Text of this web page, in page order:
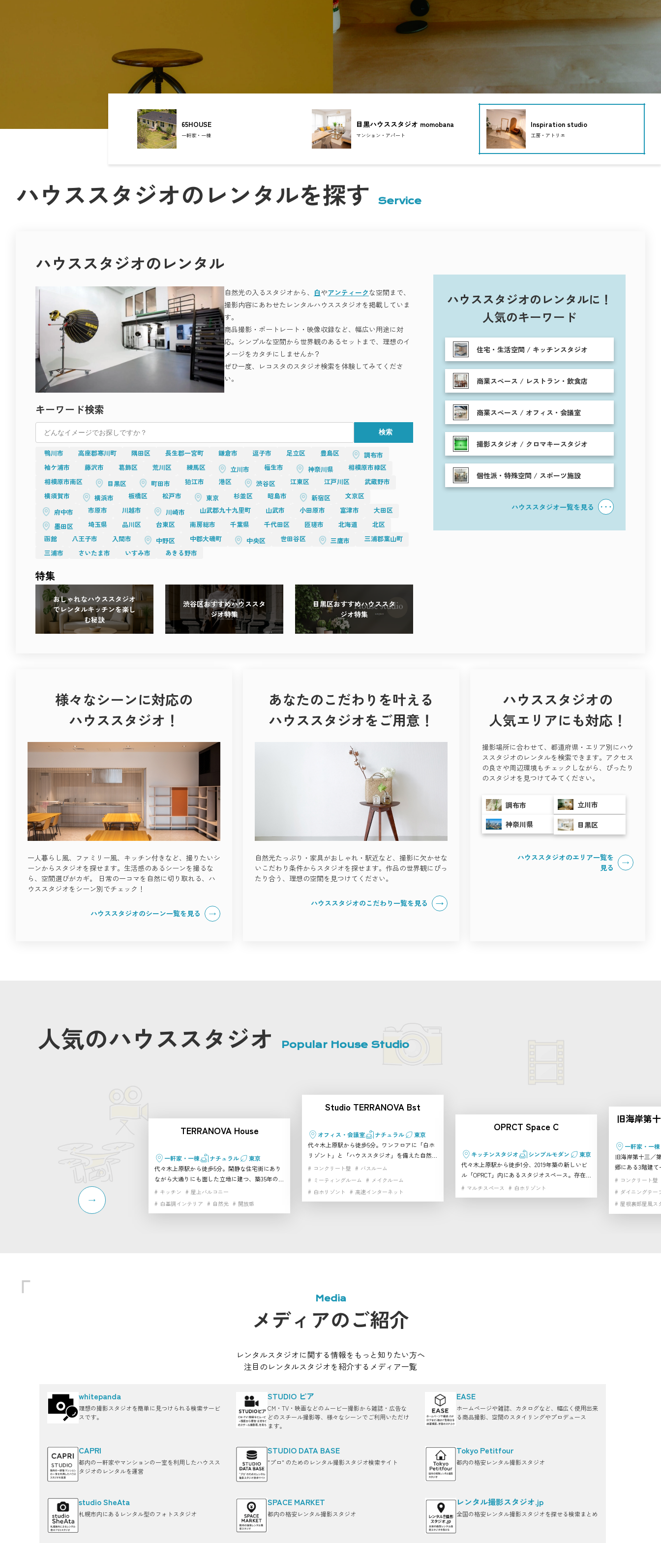
クリエイティブのための場所づくり。
現在、撮影に利用される空間は目的に応じて多様化し、
あらゆるジャンルのクリエイティブシーンを支えています。
商業撮影では、商品の魅力を最大限に引き出すために、
シンプルで明るいハウススタジオや、
ブランドの世界観に合わせたコンセプト空間が選ばれます。
作品のストーリー性に沿った空間演出が求められます。
住宅、廃墟、ホテル、倉庫、カフェ、自然の中など、
ロケーションが持つリアルな質感が映像表現を支えています。
インテリアのトーンや自然光の雰囲気が重要視され、
シーズンやテーマごとに異なる空間が選ばれます。
ビジュアル全体の印象を決定づけます。
小規模ながらも表現性の高い撮影が求められるようになっています。
このように、撮影空間は「作品づくりのパートナー」として、
クリエイターの発想や想いを形にする舞台となっています。
用途の垣根はますます曖昧になり、
一つの空間がさまざまなジャンルの創作を支えるようになるでしょう。
空間の持つ力をどう活かすか。
それがこれからの撮影における最も重要なテーマです。
撮影空間は、技術だけでなく、
感情や物語を伝える“もうひとりの演出者”として、
これからのクリエイティブを支えていくことでしょう。
すべての“撮る人”へ。
感性が響き合う空間を未来へ。
撮影の舞台となる空間は、
その人の想いと創造を支える大切な存在です。
光が差し込む部屋、静かなアトリエ、
街の片隅にあるカフェ、自然に囲まれたロケ地──
どんな場所にも、表現の可能性があります。
撮影空間は、感性と感性が交わる“出会いの場”。
その瞬間に生まれる一枚や一瞬が、
これからも、空間が持つ力を信じ、
創造の自由を広げていくことが、
新しい撮影文化の未来をつくる原動力となるでしょう。
Studio 4696（シロクロ）中目黒店
目黒の撮影スタジオに共通するのは、
Momobanaの暮らしの温もり、Studio 4696の緊張感、RAWRの素材感、TESSENの構築的美。
どれもが、撮影者の感性を刺激し、作品に深みを与えます。
都心の利便性を保ちながらも、どこか穏やかで創作的な時間が流れる街、目黒。
その空気の中で、光と影のあいだに新しい表現を見つけてください。
Recosta Studioが紹介する目黒のスタジオは、
あなたの「撮る理由」に寄り添う場所です。
光が語り、素材が響き、心が動く――
感性を刺激する撮影体験を、ぜひこの街で。
世田谷ガーデン倶楽部
世田谷には、光・緑・デザインを生かした多彩なハウススタジオが揃っています。
撮影テーマに合わせて最適な空間を選ぶことで、
あなたの作品に深みと魅力が生まれます。
Recosta Studioで理想のスタジオを見つけて、
次の撮影をもっと自由に、もっと美しく。
65HOUSE
一軒家・一棟
目黒ハウススタジオ momobana
マンション・アパート
Inspiration studio
工房・アトリエ
ハウススタジオのレンタルを探す Service
ハウススタジオのレンタル
自然光の入るスタジオから、 白やアンティークな空間まで、
撮影内容にあわせたレンタルハウススタジオを掲載していま
す。
商品撮影・ポートレート・映像収録など、幅広い用途に対
応。シンプルな空間から世界観のあるセットまで、理想のイ
メージをカタチにしませんか？
ぜひ一度、レコスタのスタジオ検索を体験してみてくださ
い。
キーワード検索
検索
鴨川市 高座郡寒川町 隅田区 長生郡一宮町 鎌倉市 逗子市 足立区 豊島区
調布市
袖ケ浦市
藤沢市 葛飾区 荒川区 練馬区 立川市 福生市 神奈川県
相模原市緑区
相模原市南区
目黒区 町田市 狛江市 港区 渋谷区 江東区 江戸川区
武蔵野市
横須賀市
横浜市 板橋区 松戸市 東京 杉並区 昭島市 新宿区
文京区
府中市
市原市 川越市 川崎市 山武郡九十九里町 山武市 小田原市 富津市
大田区
墨田区
埼玉県 品川区 台東区 南房総市 千葉県 千代田区 匝瑳市 北海道
北区
函館
八王子市 入間市 中野区 中郡大磯町 中央区 世田谷区 三鷹市
三浦郡葉山町
三浦市
さいたま市 いすみ市 あきる野市
特集
おしゃれなハウススタジオ
でレンタルキッチンを楽し
む秘訣
渋谷区おすすめハウススタ
ジオ特集
目黒区おすすめハウススタ
ジオ特集
ハウススタジオのレンタルに！
人気のキーワード
住宅・生活空間 / キッチンスタジオ
商業スペース / レストラン・飲食店
商業スペース / オフィス・会議室
撮影スタジオ / クロマキースタジオ
個性派・特殊空間 / スポーツ施設
ハウススタジオ一覧を見る
様々なシーンに対応の
ハウススタジオ！
一人暮らし風、ファミリー風、キッチン付きなど、撮りたいシ
ーンからスタジオを探せます。生活感のあるシーンを撮るな
ら、空間選びがカギ。 日常の一コマを自然に切り取れる、ハ
ウススタジオをシーン別でチェック！
ハウススタジオのシーン一覧を見る
あなたのこだわりを叶える
ハウススタジオをご用意！
自然光たっぷり・家具がおしゃれ・駅近など、撮影に欠かせな
いこだわり条件からスタジオを探せます。作品の世界観にぴっ
たり合う、理想の空間を見つけてください。
ハウススタジオのこだわり一覧を見る
ハウススタジオの
人気エリアにも対応！
撮影場所に合わせて、都道府県・エリア別にハウ
ススタジオのレンタルを検索できます。アクセス
の良さや周辺環境もチェックしながら、ぴったり
のスタジオを見つけてみてください。
調布市 立川市
神奈川県 目黒区
ハウススタジオのエリア一覧を
見る
人気のハウススタジオ Popular House Studio
TERRANOVA House
一軒家・一棟 ナチュラル
東京
代々木上原駅から徒歩5分。閑静な住宅街にあり
ながら大通りにも面した立地に建つ、築35年の古
民家をリノベーションした2階建て一軒家スタジ
キッチン
屋上バルコニー
白基調インテリア
自然光 開放感
Studio TERRANOVA Bst
オフィス・会議室 ナチュラル
東京
代々木上原駅から徒歩5分。ワンフロアに「白ホ
リゾント」と「ハウススタジオ」を備えた自然光
スタジオです。 白ホリゾントは横幅7m弱と広
とに変化する緑が背景となり、ナチュラルな雰囲
ており、配信撮影やオンラインイベントにも対応
できる万能なスタジオです。
コンクリート壁
バスルーム
ミーティングルーム
メイクルーム
白ホリゾント
高速インターネット
OPRCT Space C
キッチンスタジオ シンプルモダン
東京
代々木上原駅から徒歩1分、2019年築の新しいビ
ル「OPRCT」内にあるスタジオスペース。存在
感のある大きなアイランド型キッチンカウンター
マルチスペース 白ホリゾント
旧海岸第
一軒家・一棟
旧海岸第十三／
郷にある3階建
タジオ。シルバ
を切り替えられ
コンクリート壁
ダイニングテー
屋根裏部屋風ス
高速インターネ
Media
メディアのご紹介
レンタルスタジオに関する情報をもっと知りたい方へ
注目のレンタルスタジオを紹介するメディア一覧
whitepanda
理想の撮影スタジオを簡単に見つけられる検索サービ
スです。
STUDIO ピア
CM・TV・映画などのムービー撮影から雑誌・広告な
どのスチール撮影等、様々なシーンでご利用いただけ
ます。
EASE
ホームページや雑誌、カタログなど、幅広く使用出来
る商品撮影、空間のスタイリングやプロデュース
CAPRI
都内の一軒家やマンションの一室を利用したハウスス
タジオのレンタルを運営
STUDIO DATA BASE
"プロ" のためのレンタル撮影スタジオ検索サイト
Tokyo Petitfour
都内の格安レンタル撮影スタジオ
studio SheAta
札幌市内にあるレンタル型のフォトスタジオ
SPACE MARKET
都内の格安レンタル撮影スタジオ
レンタル撮影スタジオ.jp
全国の格安レンタル撮影スタジオを探せる検索まとめ